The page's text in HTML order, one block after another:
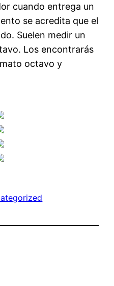
cuando entrega un
se acredita que el
Suelen medir un
Los encontrarás
octavo y